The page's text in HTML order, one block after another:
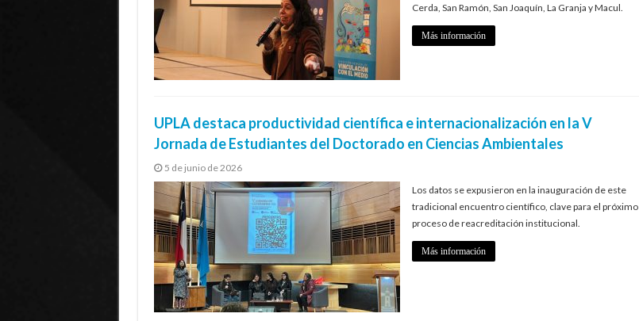
Cerda, San Ramón, San Joaquín, La Granja y Macul.
Más información
UPLA destaca productividad científica e internacionalización en la V
Jornada de Estudiantes del Doctorado en Ciencias Ambientales
5 de junio de 2026
Los datos se expusieron en la inauguración de este
tradicional encuentro científico, clave para el próximo
proceso de reacreditación institucional.
Más información